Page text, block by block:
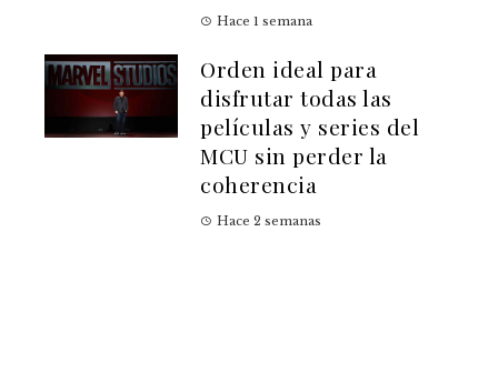
Hace 1 semana
Orden ideal para
disfrutar todas las
películas y series del
MCU sin perder la
coherencia
Hace 2 semanas